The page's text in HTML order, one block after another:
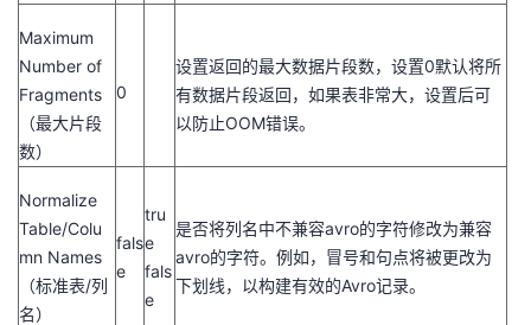
Maximum
Number of
Fragments
（最大片段
数）
0
设置返回的最大数据片段数，设置0默认将所
有数据片段返回，如果表非常大，设置后可
以防止OOM错误。
Normalize
Table/Colu
mn Names
（标准表/列
名）
fals
e
tru
e
fals
e
是否将列名中不兼容avro的字符修改为兼容
avro的字符。例如，冒号和句点将被更改为
下划线，以构建有效的Avro记录。